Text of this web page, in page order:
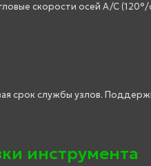
скорости осей A/C (120°/
срок службы узлов.
инструмента